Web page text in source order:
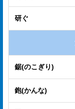
研ぐ
鋸(のこぎり)
鉋(かんな)